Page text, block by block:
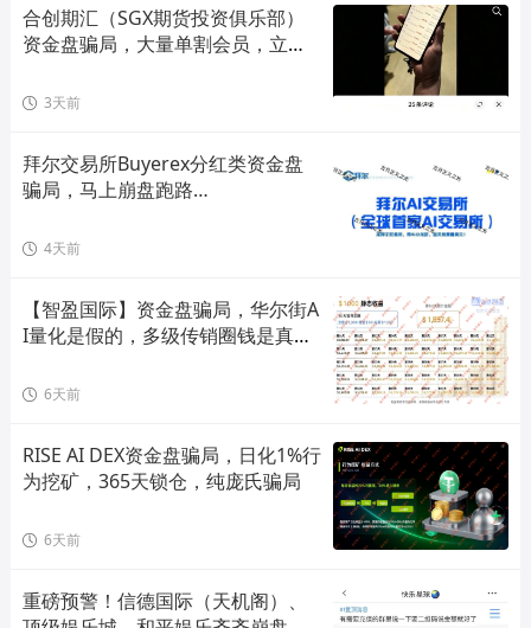
合创期汇（SGX期货投资俱乐部）
资金盘骗局，大量单割会员，立即
3天前
拜尔交易所Buyerex分红类资金盘
骗局，马上崩盘跑路…
4天前
【智盈国际】资金盘骗局，华尔街A
I量化是假的，多级传销圈钱是真
6天前
RISE AI DEX资金盘骗局，日化1%行
为挖矿，365天锁仓，纯庞氏骗局
6天前
重磅预警！信德国际（天机阁）、